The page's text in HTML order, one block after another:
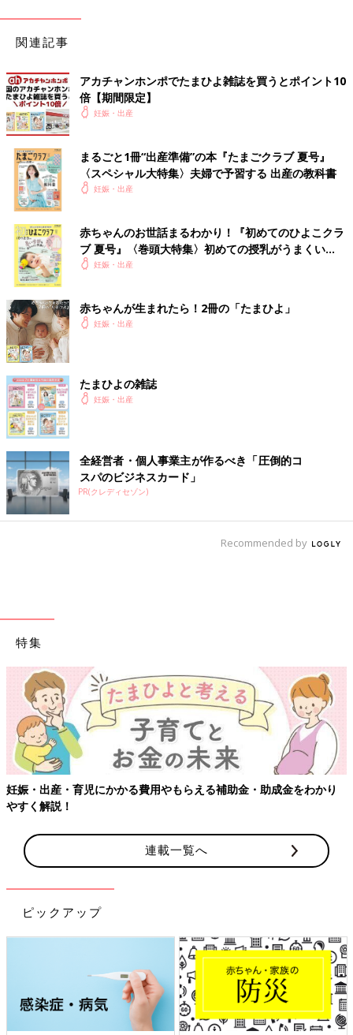
関連記事
アカチャンホンポでたまひよ雑誌を買うとポイント10
倍【期間限定】
妊娠・出産
まるごと1冊“出産準備”の本『たまごクラブ 夏号』
〈スペシャル大特集〉夫婦で予習する 出産の教科書
妊娠・出産
赤ちゃんのお世話まるわかり！『初めてのひよこクラ
ブ 夏号』〈巻頭大特集〉初めての授乳がうまくい
く！ おっぱい・ミルクの基本と夏のトラブル 解決テ
妊娠・出産
赤ちゃんが生まれたら！2冊の「たまひよ」
妊娠・出産
たまひよの雑誌
妊娠・出産
全経営者・個人事業主が作るべき「圧倒的コ
スパのビジネスカード」
PR(クレディセゾン)
Recommended by
特集
妊娠・出産・育児にかかる費用やもらえる補助金・助成金をわかり
やすく解説！
連載一覧へ
ピックアップ